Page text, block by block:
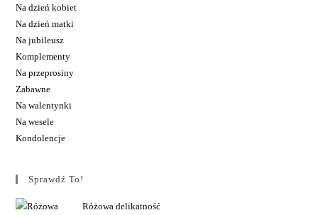
Na dzień kobiet
Na dzień matki
Na jubileusz
Komplementy
Na przeprosiny
Zabawne
Na walentynki
Na wesele
Kondolencje
Sprawdź To!
Różowa delikatność